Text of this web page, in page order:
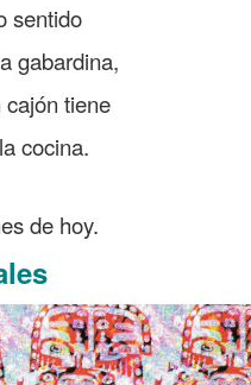
sentido
gabardina,
tiene
cocina.
de hoy.